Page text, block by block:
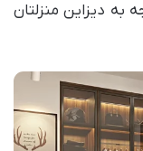
به دیزاین منزلتان